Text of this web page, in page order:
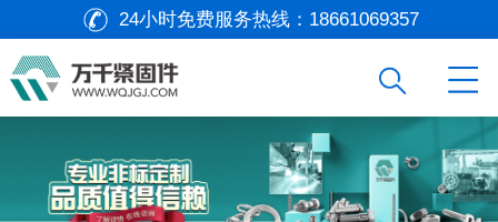
24小时免费服务热线： 18661069357